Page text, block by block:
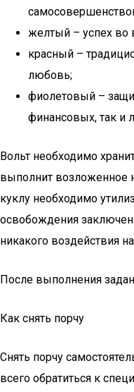
желтый – успех во
красный –
любовь;
фиолетовый –
финансовых, так и
Вольт необходимо
выполнит возложенное
куклу необходимо
освобождения
никакого воздействия
После выполнения
Как снять порчу
Снять порчу
всего обратиться к